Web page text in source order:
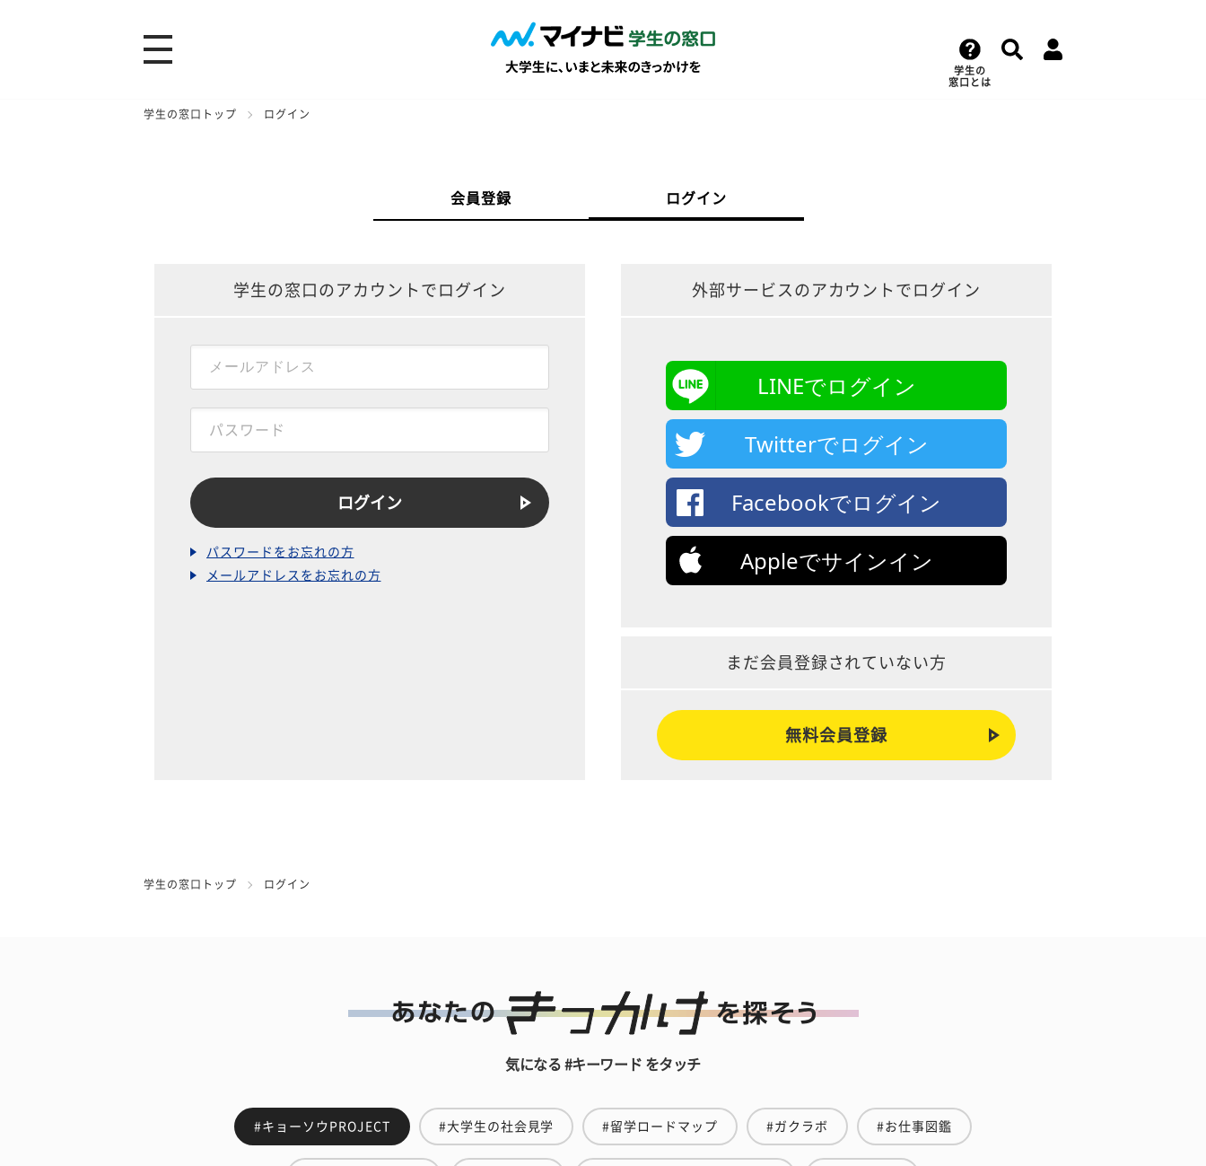
学生の
窓口とは
学生の窓口トップ ログイン
会員登録 ログイン
学生の窓口のアカウントでログイン
パスワードをお忘れの方
メールアドレスをお忘れの方
外部サービスのアカウントでログイン
LINEでログイン
Twitterでログイン
Facebookでログイン
Appleでサインイン
まだ会員登録されていない方
無料会員登録
学生の窓口トップ ログイン
気になる #キーワード をタッチ
#キョーソウPROJECT #大学生の社会見学 #留学ロードマップ #ガクラボ #お仕事図鑑